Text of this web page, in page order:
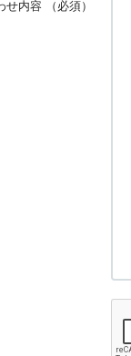
せ内容 （必須）